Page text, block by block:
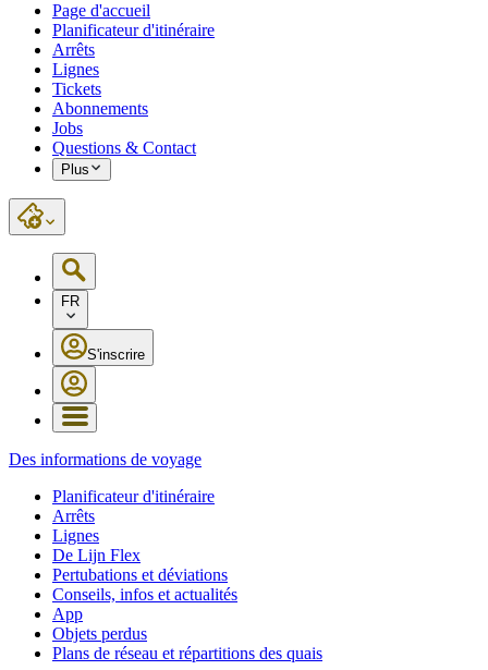
Page d'accueil
Planificateur d'itinéraire
Arrêts
Lignes
Tickets
Abonnements
Jobs
Questions & Contact
Plus
FR
S'inscrire
Des informations de voyage
Planificateur d'itinéraire
Arrêts
Lignes
De Lijn Flex
Pertubations et déviations
Conseils, infos et actualités
App
Objets perdus
Plans de réseau et répartitions des quais